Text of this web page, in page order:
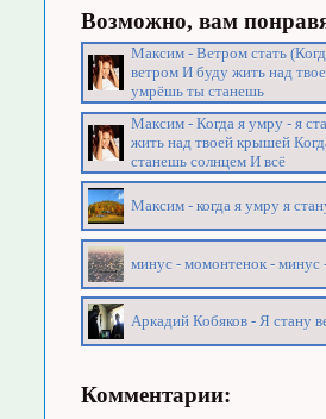
Возможно, вам
Максим - Ветром стать
ветром И буду жить над
умрёшь ты станешь
Максим - Когда я умру - я
жить над твоей крышей
станешь солнцем И всё
Максим - когда я умру я
минус - момонтенок - минус
Аркадий Кобяков - Я стану
Комментарии: